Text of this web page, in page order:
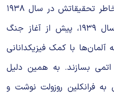
انریکو فرمی (۱۹۰۱–۱۹۵۴) به خاطر تحقیقاتش در سال ۱۹۳۸
جایزه نوبل دریافت کرد. در سال ۱۹۳۹، پیش از آغاز جنگ
با کمک فیزیکدانانی
اتمی بسازند. به همین دلیل
به فرانکلین روزولت نوشت و